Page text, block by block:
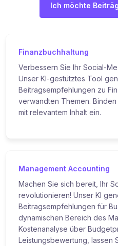
Ich möchte
Finanzbuchhaltung
Verbessern Sie Ihr Social-
Unser KI-gestütztes Tool
Beitragsempfehlungen zu
verwandten Themen. Binden
mit relevantem Inhalt ein.
Management Accounting
Machen Sie sich bereit, Ihr
revolutionieren! Unser KI
Beitragsempfehlungen für
dynamischen Bereich des
Kostenanalyse über
Leistungsbewertung, lassen